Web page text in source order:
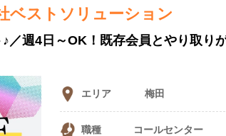
ベストソリューション
／週4日～OK！既存会員とやり取り
エリア 梅田
職種 コールセンター